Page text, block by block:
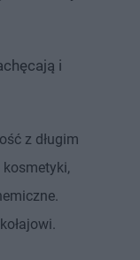
i
z długim
kosmetyki,